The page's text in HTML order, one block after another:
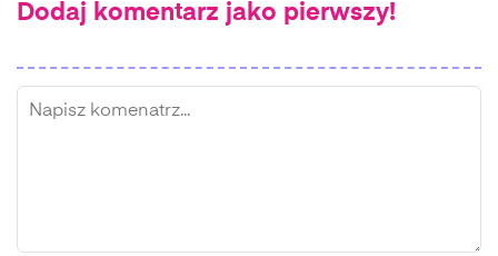
Dodaj komentarz jako pierwszy!